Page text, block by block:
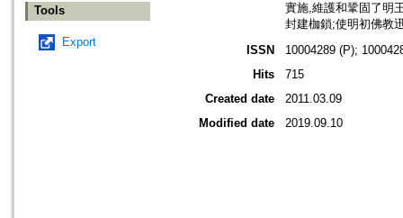
Tools
Export
實施,維護和鞏固了明
封建枷鎖;使明初佛教
ISSN
10004289 (P);
Hits
715
Created date
2011.03.09
Modified date
2019.09.10